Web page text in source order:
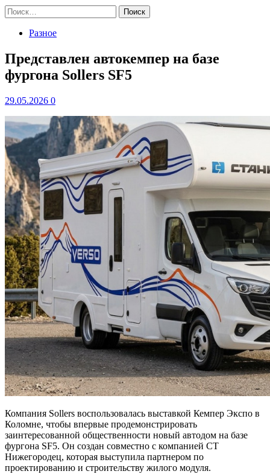
Найти:
Разное
Представлен автокемпер на базе
фургона Sollers SF5
29.05.2026 0
Компания Sollers воспользовалась выставкой Кемпер Экспо в
Коломне, чтобы впервые продемонстрировать
заинтересованной общественности новый автодом на базе
фургона SF5. Он создан совместно с компанией СТ
Нижегородец, которая выступила партнером по
проектированию и строительству жилого модуля.